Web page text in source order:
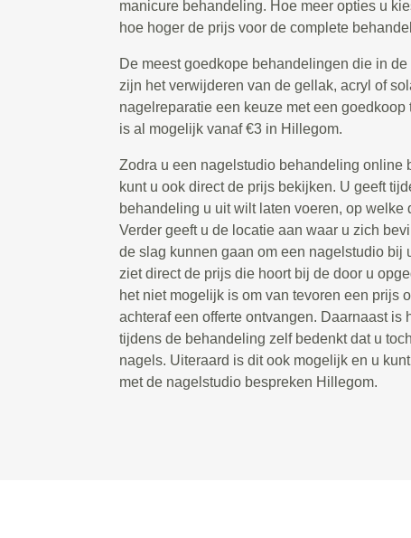
manicure behandeling. Hoe meer opties u
hoe hoger de prijs voor de complete
De meest goedkope behandelingen die in
zijn het verwijderen van de gellak, acryl of
nagelreparatie een keuze met een goedkoop
is al mogelijk vanaf €3 in Hillegom.
Zodra u een nagelstudio behandeling online
kunt u ook direct de prijs bekijken. U geeft
behandeling u uit wilt laten voeren, op welke
Verder geeft u de locatie aan waar u zich
de slag kunnen gaan om een nagelstudio bij
ziet direct de prijs die hoort bij de door u
het niet mogelijk is om van tevoren een prijs
achteraf een offerte ontvangen. Daarnaast is
tijdens de behandeling zelf bedenkt dat u
nagels. Uiteraard is dit ook mogelijk en u
met de nagelstudio bespreken Hillegom.